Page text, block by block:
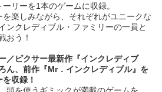
リーを1本のゲームに収録。
楽しみながら、それぞれがユニークな
ンクレディブル・ファミリーの一員と
おう！
／ピクサー最新作『インクレディブ
ん、前作『Mr．インクレディブル』を
収録！
頭を使うギミックが満載のゲームを、